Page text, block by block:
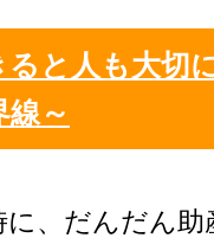
ると人も大切
～
、だんだん助